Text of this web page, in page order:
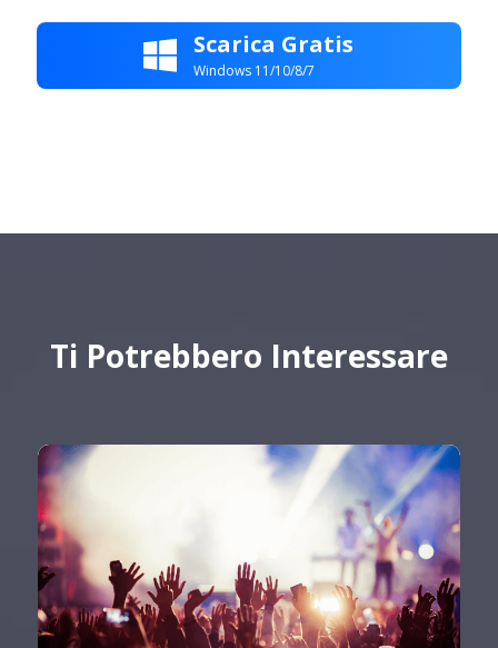
 Scarica Gratis
Windows 11/10/8/7
Ti Potrebbero Interessare